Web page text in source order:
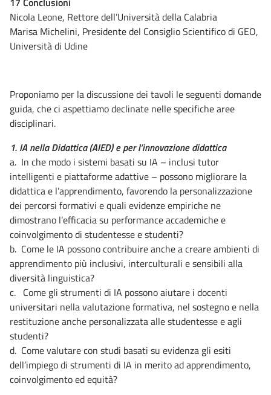
Nicola Leone, Rettore dell’Università della Calabria
Marisa Michelini, Presidente del Consiglio Scientifico di GEO,
Università di Udine
Proponiamo per la discussione dei tavoli le seguenti domande
guida, che ci aspettiamo declinate nelle specifiche aree
disciplinari.
1. IA nella Didattica (AIED) e per l’innovazione didattica
a. In che modo i sistemi basati su IA – inclusi tutor
intelligenti e piattaforme adattive – possono migliorare la
didattica e l’apprendimento, favorendo la personalizzazione
dei percorsi formativi e quali evidenze empiriche ne
dimostrano l’efficacia su performance accademiche e
coinvolgimento di studentesse e studenti?
b. Come le IA possono contribuire anche a creare ambienti di
apprendimento più inclusivi, interculturali e sensibili alla
diversità linguistica?
c. Come gli strumenti di IA possono aiutare i docenti
universitari nella valutazione formativa, nel sostegno e nella
restituzione anche personalizzata alle studentesse e agli
studenti?
d. Come valutare con studi basati su evidenza gli esiti
dell’impiego di strumenti di IA in merito ad apprendimento,
coinvolgimento ed equità?